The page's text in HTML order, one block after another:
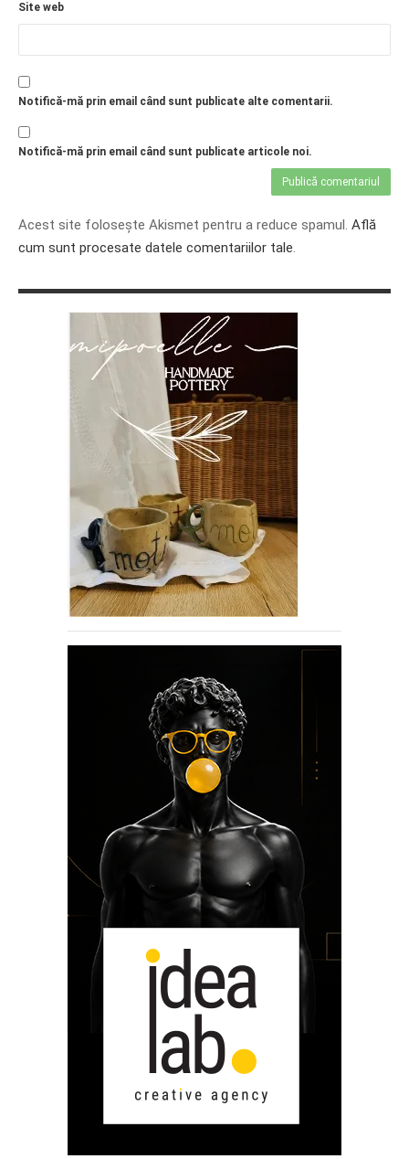
Site web
Notifică-mă prin email când sunt publicate alte comentarii.
Notifică-mă prin email când sunt publicate articole noi.
Acest site folosește Akismet pentru a reduce spamul. Află
cum sunt procesate datele comentariilor tale.